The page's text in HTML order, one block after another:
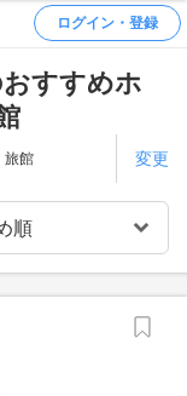
ログイン・登録
すすめホ
旅館 変更